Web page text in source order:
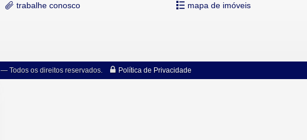
trabalhe conosco
mapa de imóveis
— Todos os direitos reservados. Política de Privacidade